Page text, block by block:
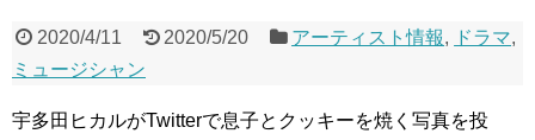
2020/4/11 2020/5/20 アーティスト情報, ドラマ,
ミュージシャン
宇多田ヒカルがTwitterで息子とクッキーを焼く写真を投